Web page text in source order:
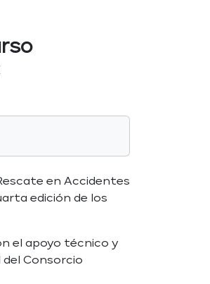
en Accidentes
edición de los
el apoyo técnico y
Consorcio